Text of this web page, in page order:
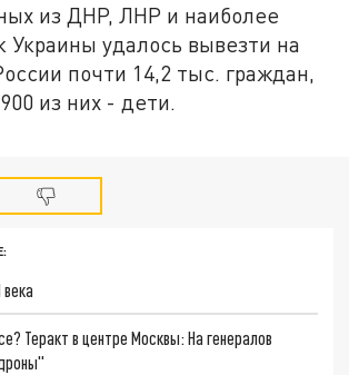
из ДНР, ЛНР и наиболее
Украины удалось вывезти на
почти 14,2 тыс. граждан,
из них - дети.
Теракт в центре Москвы: На генералов